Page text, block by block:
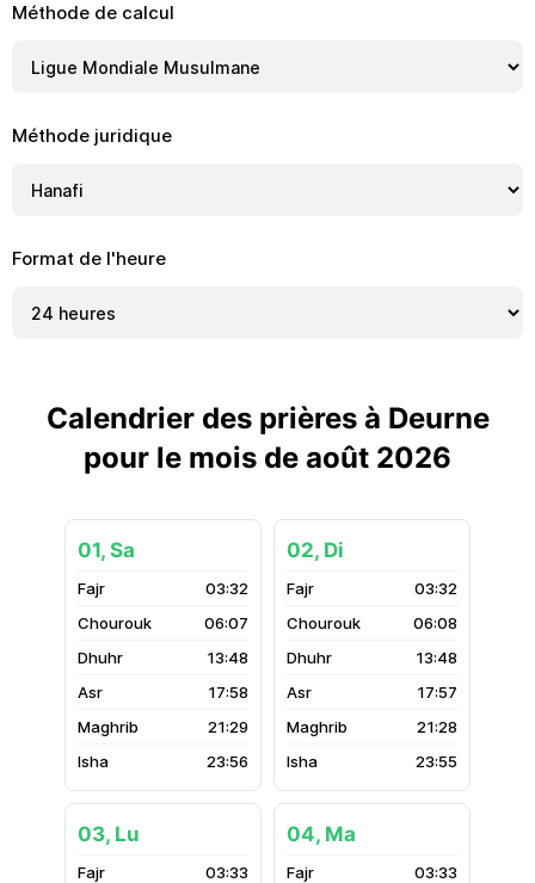
Méthode de calcul
Méthode juridique
Format de l'heure
Calendrier des prières à Deurne
pour le mois de août 2026
01, Sa
03:32
06:07
13:48
17:58
21:29
23:56
02, Di
03:32
06:08
13:48
17:57
21:28
23:55
03, Lu
03:33
04, Ma
03:33